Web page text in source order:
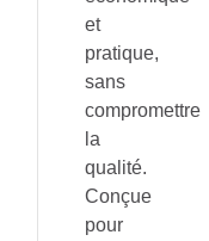
mm
800, 1
400, 1
1 000
et
pratique,
sans
compromettre
la
qualité.
Conçue
pour